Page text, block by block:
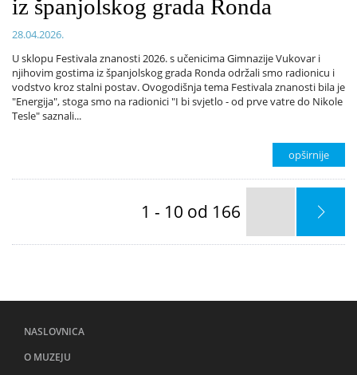
iz španjolskog grada Ronda
28.04.2026.
U sklopu Festivala znanosti 2026. s učenicima Gimnazije Vukovar i
njihovim gostima iz španjolskog grada Ronda održali smo radionicu i
vodstvo kroz stalni postav. Ovogodišnja tema Festivala znanosti bila je
"Energija", stoga smo na radionici "I bi svjetlo - od prve vatre do Nikole
Tesle" saznali...
opširnije
1 - 10 od 166
NASLOVNICA
O MUZEJU